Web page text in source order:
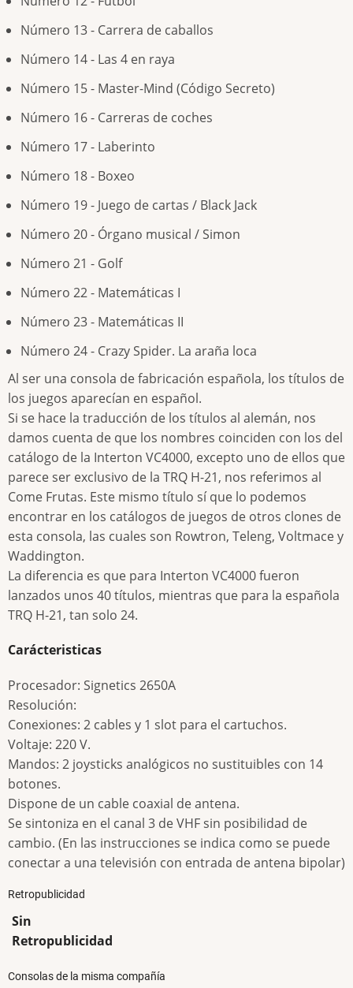
Número 13 - Carrera de caballos
Número 14 - Las 4 en raya
Número 15 - Master-Mind (Código Secreto)
Número 16 - Carreras de coches
Número 17 - Laberinto
Número 18 - Boxeo
Número 19 - Juego de cartas / Black Jack
Número 20 - Órgano musical / Simon
Número 21 - Golf
Número 22 - Matemáticas I
Número 23 - Matemáticas II
Número 24 - Crazy Spider. La araña loca
Al ser una consola de fabricación española, los títulos de
los juegos aparecían en español.
Si se hace la traducción de los títulos al alemán, nos
damos cuenta de que los nombres coinciden con los del
catálogo de la Interton VC4000, excepto uno de ellos que
parece ser exclusivo de la TRQ H-21, nos referimos al
Come Frutas. Este mismo título sí que lo podemos
encontrar en los catálogos de juegos de otros clones de
esta consola, las cuales son Rowtron, Teleng, Voltmace y
Waddington.
La diferencia es que para Interton VC4000 fueron
lanzados unos 40 títulos, mientras que para la española
TRQ H-21, tan solo 24.
Carácteristicas
Procesador: Signetics 2650A
Resolución:
Conexiones: 2 cables y 1 slot para el cartuchos.
Voltaje: 220 V.
Mandos: 2 joysticks analógicos no sustituibles con 14
botones.
Dispone de un cable coaxial de antena.
Se sintoniza en el canal 3 de VHF sin posibilidad de
cambio. (En las instrucciones se indica como se puede
conectar a una televisión con entrada de antena bipolar)
Retropublicidad
Sin
Retropublicidad
Consolas de la misma compañía